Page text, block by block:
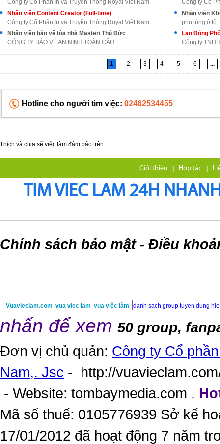
Công ty Cổ Phần In và Truyền Thông Royal Việt Nam
Công ty Cổ
Nhân viên Content Creator (Full-time)
Công ty Cổ Phần In và Truyền Thông Royal Việt Nam
Nhân viên
phụ tùng ô tô
Nhân viên bảo vệ tòa nhà Masteri Thủ Đức
CÔNG TY BẢO VỆ AN NINH TOÀN CẦU
Lao Động
Công ty
1 2 3 4 5 6 ...
Hotline cho người tìm việc: 02462534455
Thích và chia sẽ việc làm đảm bảo trên
Giới thiệu | Hợp tác |
TIM VIEC LAM 24H
Chính sách bảo mật - Điều
Vuavieclam.com vua viec lam vua việc làm |danh sach group tuyen dung
nhấn để xem 50 group,
Đơn vị chủ quản: Công ty Cổ
Nam,. Jsc - http://
- Website: tombaymedia.com .
Mã số thuế: 0105776939 Sở kế
17/01/2012 đã hoạt động 7 năm